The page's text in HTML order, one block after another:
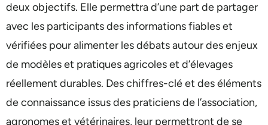
deux objectifs. Elle permettra d’une part de partager
avec les participants des informations fiables et
vérifiées pour alimenter les débats autour des enjeux
de modèles et pratiques agricoles et d’élevages
réellement durables. Des chiffres-clé et des éléments
de connaissance issus des praticiens de l’association,
agronomes et vétérinaires, leur permettront de se